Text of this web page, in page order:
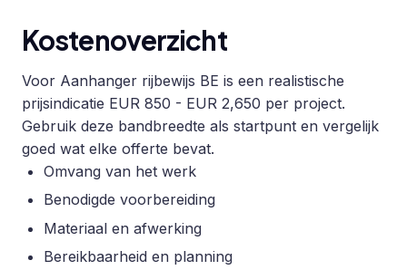
Kostenoverzicht
Voor Aanhanger rijbewijs BE is een realistische
prijsindicatie EUR 850 - EUR 2,650 per project.
Gebruik deze bandbreedte als startpunt en vergelijk
goed wat elke offerte bevat.
Omvang van het werk
Benodigde voorbereiding
Materiaal en afwerking
Bereikbaarheid en planning